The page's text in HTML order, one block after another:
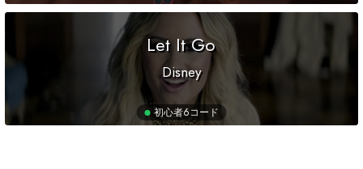
Let It Go
Disney
初心者6コード